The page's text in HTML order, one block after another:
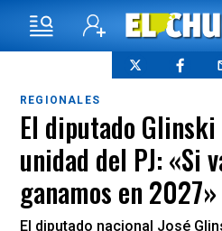
REGIONALES
El diputado
unidad del PJ: «Si
ganamos en 2027»
El diputado nacional José